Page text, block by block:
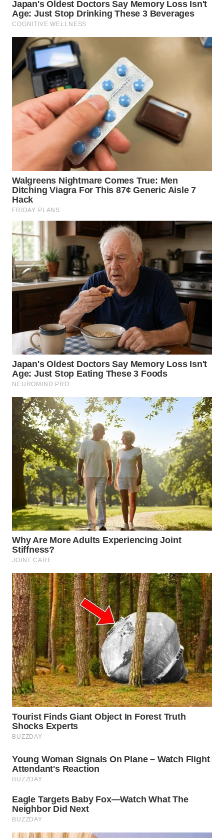
WN
WN
DANAU
TOBA
NIAS
LANGKAT
WN
TAPANULI
SELATAN
WN
TANJUNG
LESUNG
WN
KARO
SIMALUNGUN
WN
LABUHANBATU
WN
TAPANULI
TENGAH
WN DELI
SERDANG
WN
TEBING
TINGGI
WN
PAKPAK
WN
WN
BEKASI
WN
BOGOR
WN
DEPOK
WN
TAPANULI
UTARA
SAMOSIR
PADANG
LAWAS